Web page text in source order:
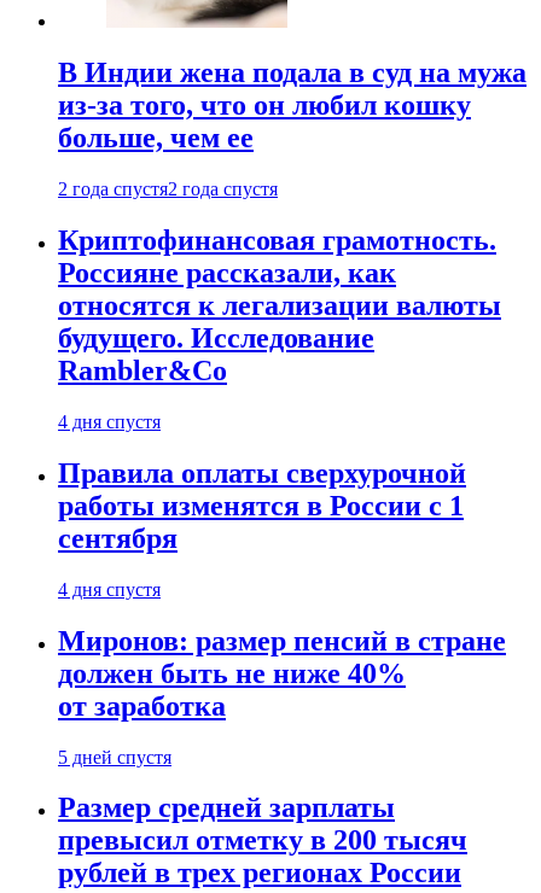
В Индии жена подала в суд на мужа
из-за того, что он любил кошку
больше, чем ее
2 года спустя2 года спустя
Криптофинансовая грамотность.
Россияне рассказали, как
относятся к легализации валюты
будущего. Исследование
Rambler&Co
4 дня спустя
Правила оплаты сверхурочной
работы изменятся в России с 1
сентября
4 дня спустя
Миронов: размер пенсий в стране
должен быть не ниже 40%
от заработка
5 дней спустя
Размер средней зарплаты
превысил отметку в 200 тысяч
рублей в трех регионах России